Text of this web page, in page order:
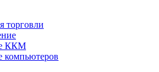
торговли
ККМ
компьютеров